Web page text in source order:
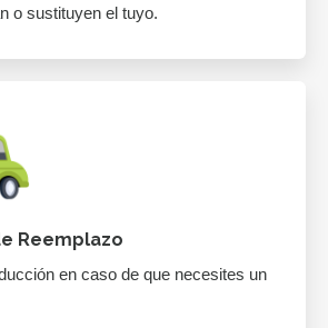
o sustituyen el tuyo.
Reemplazo
en caso de que necesites un